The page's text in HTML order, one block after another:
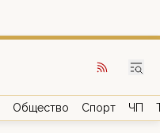
Общество Спорт ЧП